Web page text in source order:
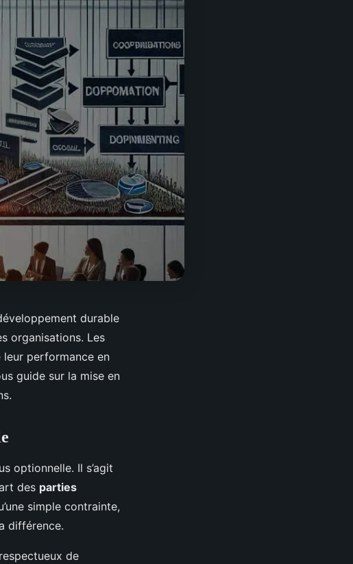
durable
organisations. Les
performance en
guide sur la mise en
optionnelle. Il s’agit
des parties
simple contrainte,
différence.
de